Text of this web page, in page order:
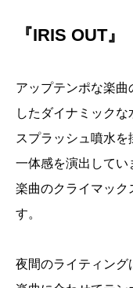
『IRIS OUT
アップテンポな楽曲
したダイナミックな
スプラッシュ噴水
一体感を演出してい
楽曲のクライマック
す。
夜間のライティング